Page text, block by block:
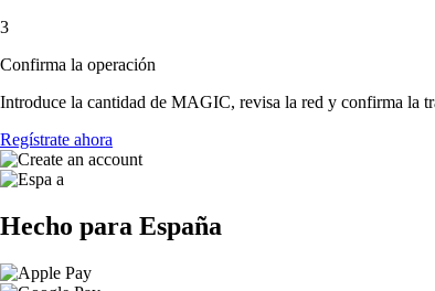
3
Confirma la operación
Introduce la cantidad de MAGIC, revisa la red y confirma la
Regístrate ahora
Hecho para España